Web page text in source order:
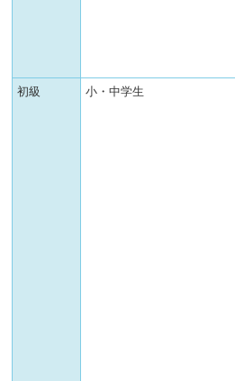
初級 小・中学生